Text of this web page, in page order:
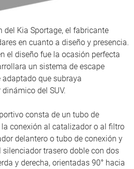
del Kia Sportage, el fabricante
en cuanto a diseño y presencia.
el diseño fue la ocasión perfecta
un sistema de escape
que subraya
del SUV.
consta de un tubo de
conexión al catalizador o al filtro
delantero o tubo de conexión y
silenciador trasero doble con dos
y derecha, orientadas 90° hacia